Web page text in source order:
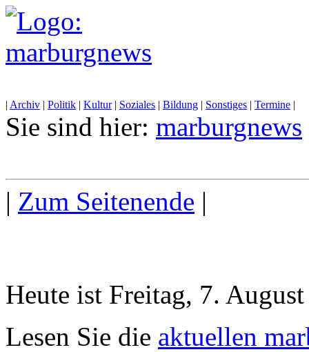
| Archiv | Politik | Kultur| Soziales | Bildung | Sonstiges | Termine |
Sie sind hier: marburgnews
| Zum Seitenende |
Heute ist Freitag, 7.
Lesen Sie die aktuellen